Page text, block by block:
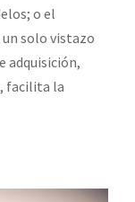
o el
solo vistazo
adquisición,
facilita la